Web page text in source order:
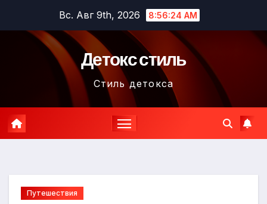
содержимому
Вс. Авг 9th, 2026 8:56:25 AM
Детокс стиль
Стиль детокса
Путешествия